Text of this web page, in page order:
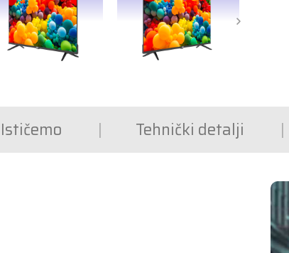
Ističemo Tehnički detalji